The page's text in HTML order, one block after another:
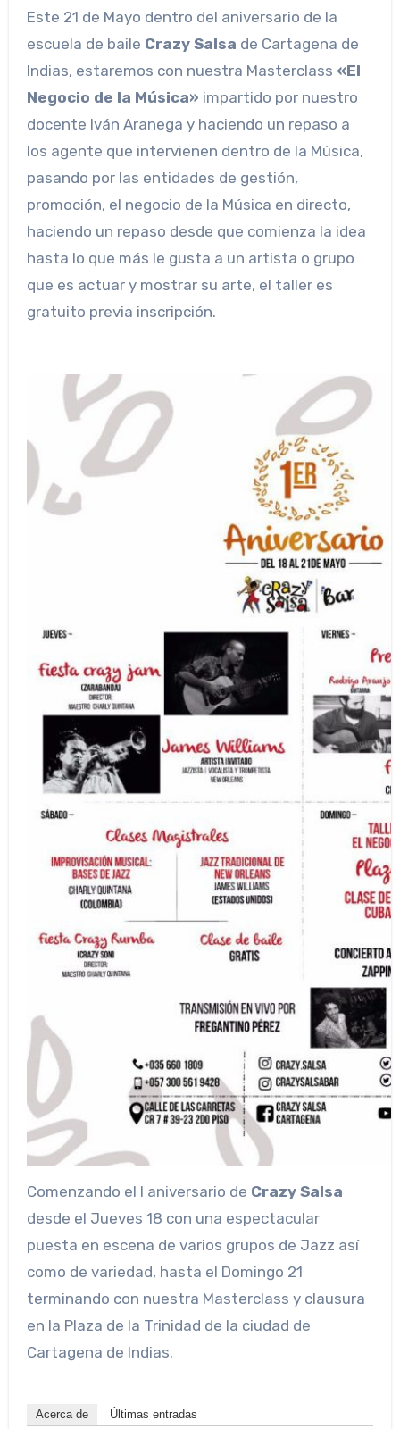
Este 21 de Mayo dentro del aniversario de la
escuela de baile Crazy Salsa de Cartagena de
Indias, estaremos con nuestra Masterclass «El
Negocio de la Música» impartido por nuestro
docente Iván Aranega y haciendo un repaso a
los agente que intervienen dentro de la Música,
pasando por las entidades de gestión,
promoción, el negocio de la Música en directo,
haciendo un repaso desde que comienza la idea
hasta lo que más le gusta a un artista o grupo
que es actuar y mostrar su arte, el taller es
gratuito previa inscripción.
Comenzando el I aniversario de Crazy Salsa
desde el Jueves 18 con una espectacular
puesta en escena de varios grupos de Jazz así
como de variedad, hasta el Domingo 21
terminando con nuestra Masterclass y clausura
en la Plaza de la Trinidad de la ciudad de
Cartagena de Indias.
Acerca de Últimas entradas